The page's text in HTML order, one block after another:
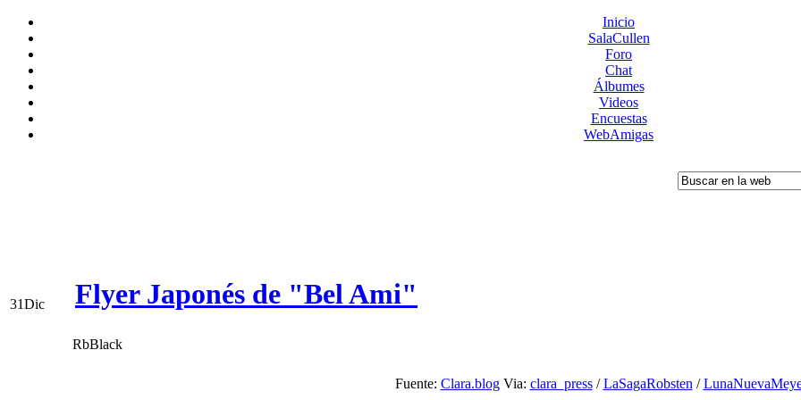
Inicio
SalaCullen
Foro
Chat
Álbumes
Videos
Encuestas
WebAmigas
31Dic Flyer Japonés de "Bel Ami"
RbBlack
Fuente: Clara.blogVia: clara_press/LaSagaRobsten /